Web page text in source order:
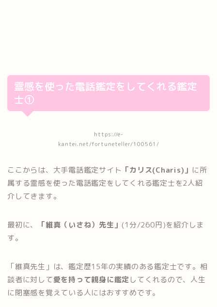
霊感を使った電話鑑定をしてくれる鑑定
士①
https://e-
kantei.net/fortuneteller/100561/
ここからは、大手電話鑑定サイト 「カリス(Charis)」 に所
属する霊感を使った電話鑑定をしてくれる鑑定士を2人紹
介してきます。
最初に、 「維真（いさね）先生」 (1分/260円)を紹介しま
す。
「維真先生」は、鑑定歴15年の実績のある鑑定士です。相
談者に対して愛を持って親身に鑑定 してくれるので、人生
に閉塞感を覚えている人にはおすすめです。